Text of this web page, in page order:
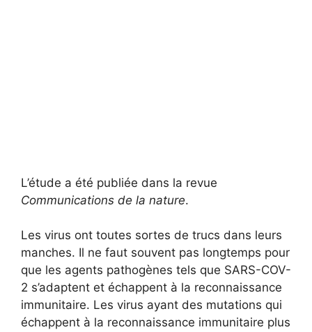
L’étude a été publiée dans la revue
Communications de la nature.
Les virus ont toutes sortes de trucs dans leurs
manches. Il ne faut souvent pas longtemps pour
que les agents pathogènes tels que SARS-COV-
2 s’adaptent et échappent à la reconnaissance
immunitaire. Les virus ayant des mutations qui
échappent à la reconnaissance immunitaire plus